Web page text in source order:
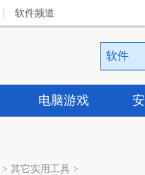
| 软件频道
软件
电脑游戏
> 其它实用工具 >